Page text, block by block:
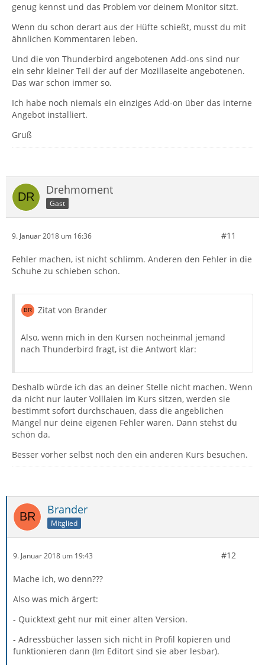
genug kennst und das Problem vor deinem Monitor sitzt.
Wenn du schon derart aus der Hüfte schießt, musst du mit
ähnlichen Kommentaren leben.
Und die von Thunderbird angebotenen Add-ons sind nur
ein sehr kleiner Teil der auf der Mozillaseite angebotenen.
Das war schon immer so.
Ich habe noch niemals ein einziges Add-on über das interne
Angebot installiert.
Gruß
Drehmoment
Gast
9. Januar 2018 um 16:36 #11
Fehler machen, ist nicht schlimm. Anderen den Fehler in die
Schuhe zu schieben schon.
Zitat von Brander
Also, wenn mich in den Kursen nocheinmal jemand
nach Thunderbird fragt, ist die Antwort klar:
Deshalb würde ich das an deiner Stelle nicht machen. Wenn
da nicht nur lauter Volllaien im Kurs sitzen, werden sie
bestimmt sofort durchschauen, dass die angeblichen
Mängel nur deine eigenen Fehler waren. Dann stehst du
schön da.
Besser vorher selbst noch den ein anderen Kurs besuchen.
Brander
Mitglied
9. Januar 2018 um 19:43 #12
Mache ich, wo denn???
Also was mich ärgert:
- Quicktext geht nur mit einer alten Version.
- Adressbücher lassen sich nicht in Profil kopieren und
funktionieren dann (Im Editort sind sie aber lesbar).